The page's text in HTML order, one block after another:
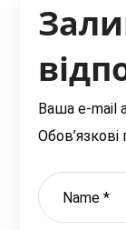
Ваша e-mail
Обов’язкові